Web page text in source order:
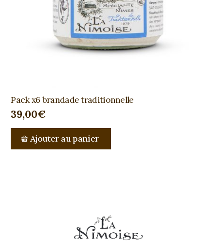
Pack x6 brandade traditionnelle
39,00€
Ajouter au panier